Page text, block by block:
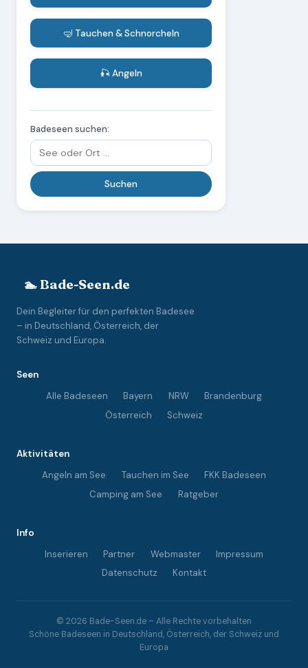
🤿 Tauchen & Schnorcheln
🎣 Angeln
Badeseen suchen:
🏊 Bade-Seen.de
Dein Begleiter für den perfekten Badesee
– in Deutschland, Österreich, der
Schweiz und Europa.
Seen
Alle Badeseen
Bayern NRW
Brandenburg
Österreich
Schweiz
Aktivitäten
Angeln am See
Tauchen im See
FKK Badeseen
Camping am See
Ratgeber
Info
Inserieren
Partner Webmaster
Impressum
Datenschutz
Kontakt
© 2026 Bade-Seen.de – Alle Rechte vorbehalten
Schöne Badeseen in Deutschland, Österreich, der Schweiz und
Europa